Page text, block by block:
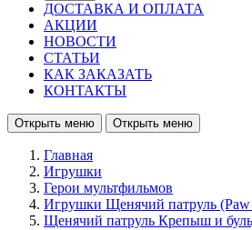
ДОСТАВКА И ОПЛАТА
АКЦИИ
НОВОСТИ
СТАТЬИ
КАК ЗАКАЗАТЬ
КОНТАКТЫ
Открыть меню Открыть меню
Главная
Игрушки
Герои мультфильмов
Игрушки Щенячий патруль (Paw
Щенячий патруль Крепыш и